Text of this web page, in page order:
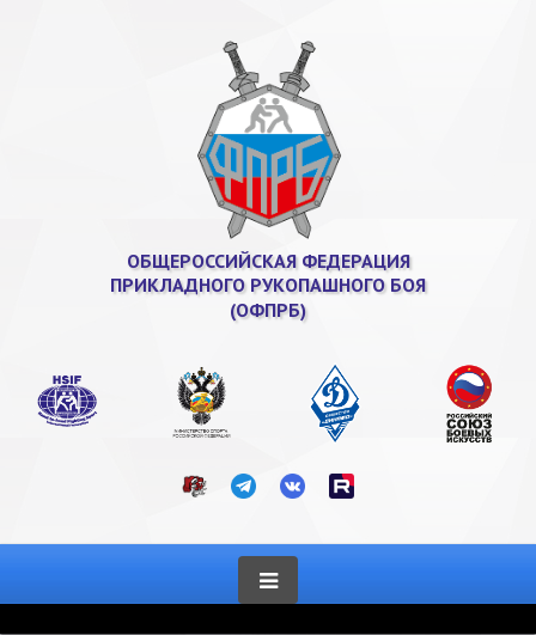
ОБЩЕРОССИЙСКАЯ ФЕДЕРАЦИЯ
ПРИКЛАДНОГО РУКОПАШНОГО БОЯ
(ОФПРБ)